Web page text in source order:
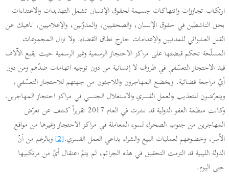
ارتكاب تجاوزات وانتهاكات جسيمة لحقوق الإنسان تشمل التهديدات والاعتداءات
بحق الناشطين في حقوق الإنسان، والصحفيين، والمدوّنين، والإعلاميين، ناهيك عن
القتل العشوائي للمدنيين والإعدامات خارج نطاق القضاء. ولا تزال المجموعات
المسلّحة تحكم قبضتها على مراكز الاحتجاز الرسمية وغير الرسمية حيث يقبع الآلاف
قيد الاحتجاز التعسّفي في ظروف لا إنسانية من دون توجيه اتهامات ضدّهم ومن دون
أيّ مراجعة قضائية. ويخضع المهاجرون واللاجئون من جهتهم للاحتجاز التعسّفي،
ويتعرّضون للتعذيب والعمل القسري والاستغلال الجنسي في مراكز احتجاز المهاجرين.
وكانت منظمة العفو الدولية قد نشرت في العام 2017 تقريراً كشف عن تعرّض
المهاجرين من جنوب الصحراء لسوء المعاملة في مراكز الاحتجاز وغيرها من مواقع
الأسر، وخضوعهم لعمليات البيع والشراء بداعي العمل القسري.[2]
وبالرغم من أنّ
الدولة الليبية قد التزمت التحقيق في هذه الجرائم، لم يتمّ اعتقال أيّ من مرتكبيها
حتى اليوم.